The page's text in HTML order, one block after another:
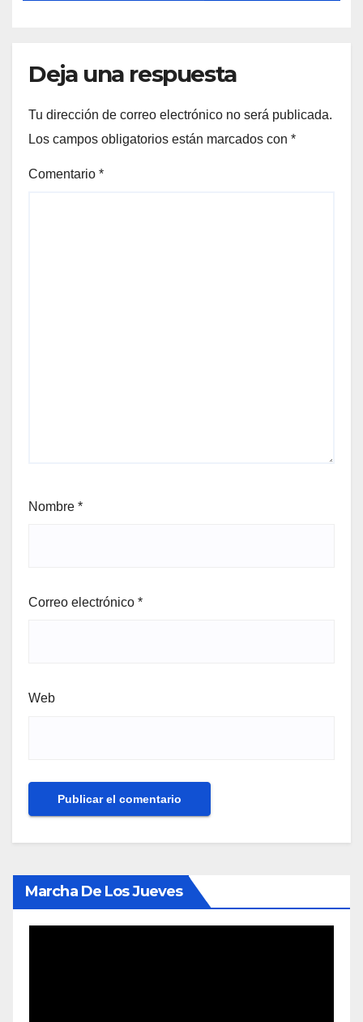
Deja una respuesta
Tu dirección de correo electrónico no será publicada.
Los campos obligatorios están marcados con *
Comentario *
Nombre *
Correo electrónico *
Web
Marcha De Los Jueves